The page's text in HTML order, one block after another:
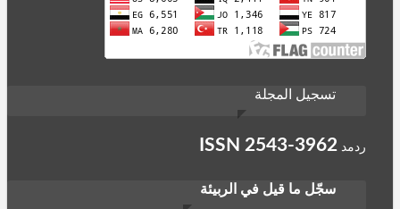
تسجيل المجلة
ردمد ISSN 2543-3962
سجّل ما قيل في الربيئة